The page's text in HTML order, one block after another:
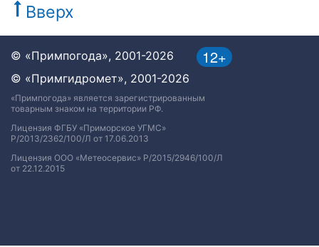
Вверх
12+
© «Примпогода», 2001-2026
© «Примгидромет», 2001-2026
«Примпогода» является зарегистрированным
товарным знаком на территории РФ.
Лицензия ФГБУ «Приморское УГМС»
Р/2013/2362/100/Л от 17.06.2013
Лицензия ООО «Метеосервис» Р/2015/2946/100/Л
от 22.12.2015